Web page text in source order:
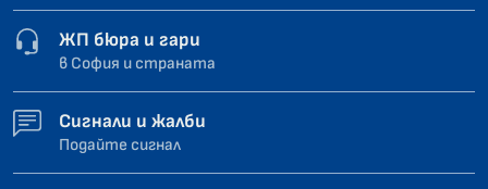
ЖП бюра и гари
в София и страната
Сигнали и жалби
Подайте сигнал